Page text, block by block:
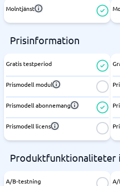
Molntjänst
Prisinformation
Gratis testperiod
Prismodell modul
Prismodell abonnemang
Prismodell licens
Produktfunktionaliteter i
A/B-testning A/